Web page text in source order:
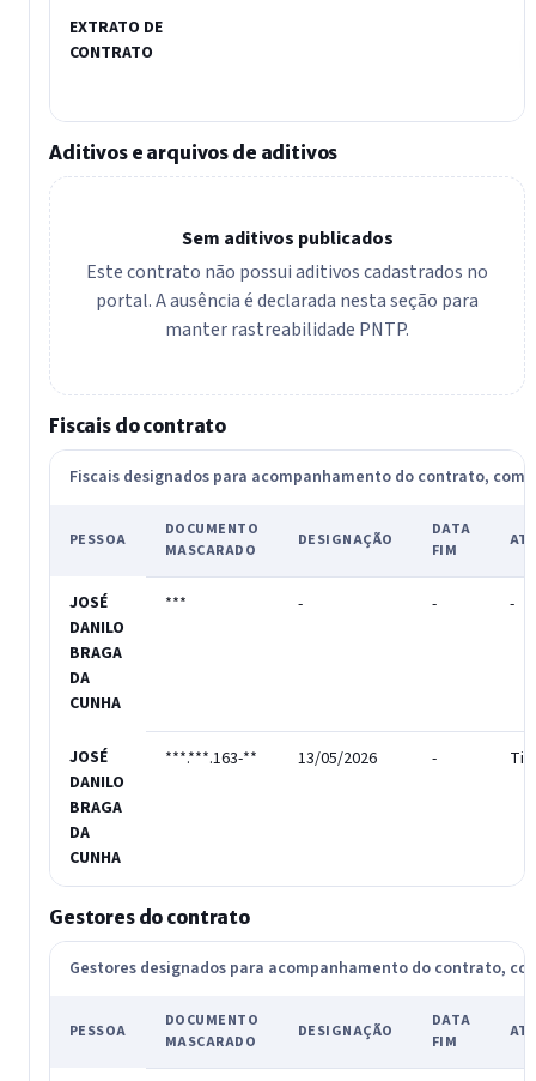
EXTRATO DE
CONTRATO
Aditivos e arquivos de aditivos
Sem aditivos publicados
Este contrato não possui aditivos cadastrados no
portal. A ausência é declarada nesta seção para
manter rastreabilidade PNTP.
Fiscais do contrato
Fiscais designados para acompanhamento do contrato, com
PESSOA
DOCUMENTO
MASCARADO
DESIGNAÇÃO
DATA
FIM
JOSÉ
DANILO
BRAGA
DA
CUNHA
*** - - -
JOSÉ
DANILO
BRAGA
DA
CUNHA
***.***.163-** 13/05/2026 -
Gestores do contrato
Gestores designados para acompanhamento do contrato,
PESSOA
DOCUMENTO
MASCARADO
DESIGNAÇÃO
DATA
FIM